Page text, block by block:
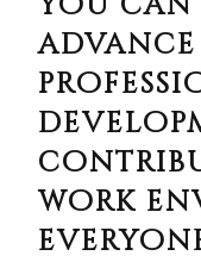
work